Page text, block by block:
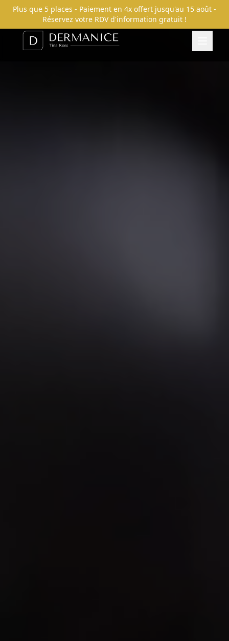
Plus que 5 places - Paiement en 4x offert jusqu'au 15 août -
Réservez votre RDV d'information gratuit !